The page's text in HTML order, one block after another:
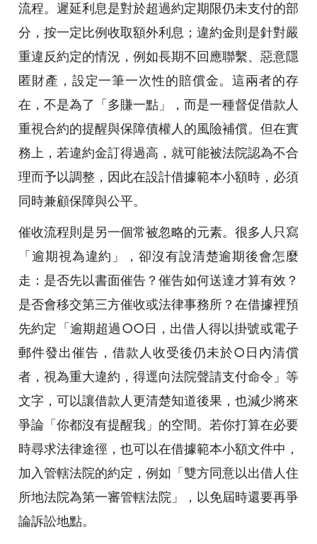
流程。遲延利息是對於超過約定期限仍未支付的部
分，按一定比例收取額外利息；違約金則是針對嚴
重違反約定的情況，例如長期不回應聯繫、惡意隱
匿財產，設定一筆一次性的賠償金。這兩者的存
在，不是為了「多賺一點」，而是一種督促借款人
重視合約的提醒與保障債權人的風險補償。但在實
務上，若違約金訂得過高，就可能被法院認為不合
理而予以調整，因此在設計借據範本小額時，必須
同時兼顧保障與公平。
催收流程則是另一個常被忽略的元素。很多人只寫
「逾期視為違約」，卻沒有說清楚逾期後會怎麼
走：是否先以書面催告？催告如何送達才算有效？
是否會移交第三方催收或法律事務所？在借據裡預
先約定「逾期超過○○日，出借人得以掛號或電子
郵件發出催告，借款人收受後仍未於○日內清償
者，視為重大違約，得逕向法院聲請支付命令」等
文字，可以讓借款人更清楚知道後果，也減少將來
爭論「你都沒有提醒我」的空間。若你打算在必要
時尋求法律途徑，也可以在借據範本小額文件中，
加入管轄法院的約定，例如「雙方同意以出借人住
所地法院為第一審管轄法院」，以免屆時還要再爭
論訴訟地點。